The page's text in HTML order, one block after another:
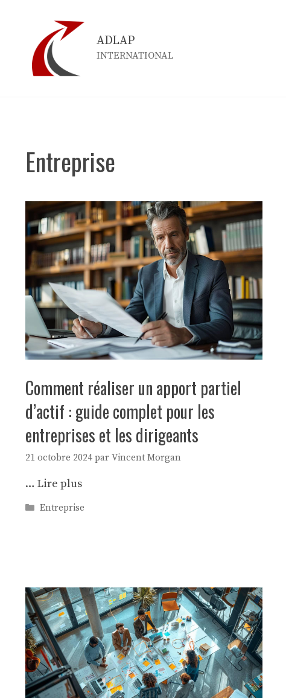
contenu
ADLAP
INTERNATIONAL
Entreprise
Comment réaliser un apport partiel
d’actif : guide complet pour les
entreprises et les dirigeants
21 octobre 2024 par Vincent Morgan
… Lire plus
Catégories
Entreprise